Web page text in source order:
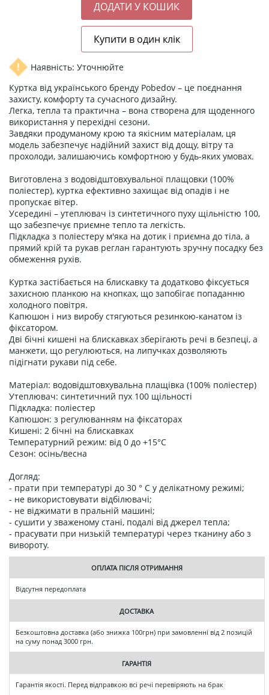
Наявність: Уточнюйте
Куртка від українського бренду Pobedov – це поєднання
захисту, комфорту та сучасного дизайну.
Легка, тепла та практична – вона створена для щоденного
використання у перехідні сезони.
Завдяки продуманому крою та якісним матеріалам, ця
модель забезпечує надійний захист від дощу, вітру та
прохолоди, залишаючись комфортною у будь-яких умовах.
Виготовлена ​​з водовідштовхувальної плащовки (100%
поліестер), куртка ефективно захищає від опадів і не
пропускає вітер.
Усередині – утеплювач із синтетичного пуху щільністю 100,
що забезпечує приємне тепло та легкість.
Підкладка з поліестеру м'яка на дотик і приємна до тіла, а
прямий крій та рукав реглан гарантують зручну посадку без
обмеження рухів.
Куртка застібається на блискавку та додатково фіксується
захисною планкою на кнопках, що запобігає попаданню
холодного повітря.
Капюшон і низ виробу стягуються резинкою-канатом із
фіксатором.
Дві бічні кишені на блискавках зберігають речі в безпеці, а
манжети, що регулюються, на липучках дозволяють
підігнати рукави під себе.
Матеріал: водовідштовхувальна плащівка (100% поліестер)
Утеплювач: синтетичний пух 100 щільності
Підкладка: поліестер
Капюшон: з регулюванням на фіксаторах
Кишені: 2 бічні на блискавках
Температурний режим: від 0 до +15°C
Сезон: осінь/весна
Догляд:
- прати при температурі до 30 ° C у делікатному режимі;
- не використовувати відбілювачі;
- не віджимати в пральній машині;
- сушити у зваженому стані, подалі від джерел тепла;
- прасувати при низькій температурі через тканину або з
вивороту.
ОПЛАТА ПІСЛЯ ОТРИМАННЯ
Відсутня передоплата
ДОСТАВКА
Безкоштовна доставка (або знижка 100грн) при замовленні від 2 позицій
на суму понад 3000 грн.
ГАРАНТІЯ
Гарантія якості. Перед відправкою всі речі перевіряють на брак